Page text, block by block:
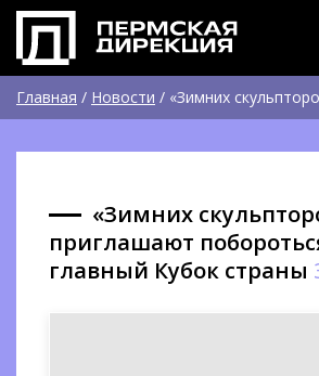
Главная / Новости / «Зимних
«Зимних
приглашают
главный Кубок страны